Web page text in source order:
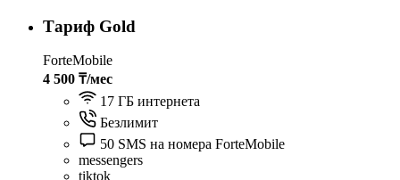
Тариф Gold
ForteMobile
4 500 ₸/мес
17 ГБ интернета
Безлимит
50 SMS на номера ForteMobile
messengers
tiktok